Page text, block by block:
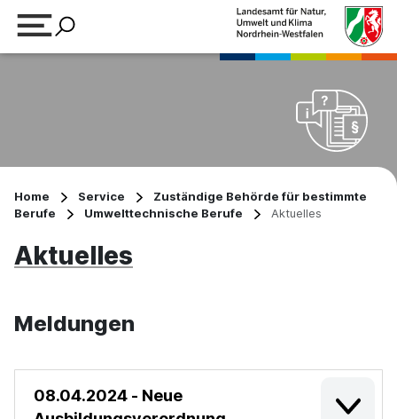
Home Service
Zuständige Behörde für bestimmte
Berufe
Umwelttechnische Berufe Aktuelles
Aktuelles
Meldungen
08.04.2024 - Neue